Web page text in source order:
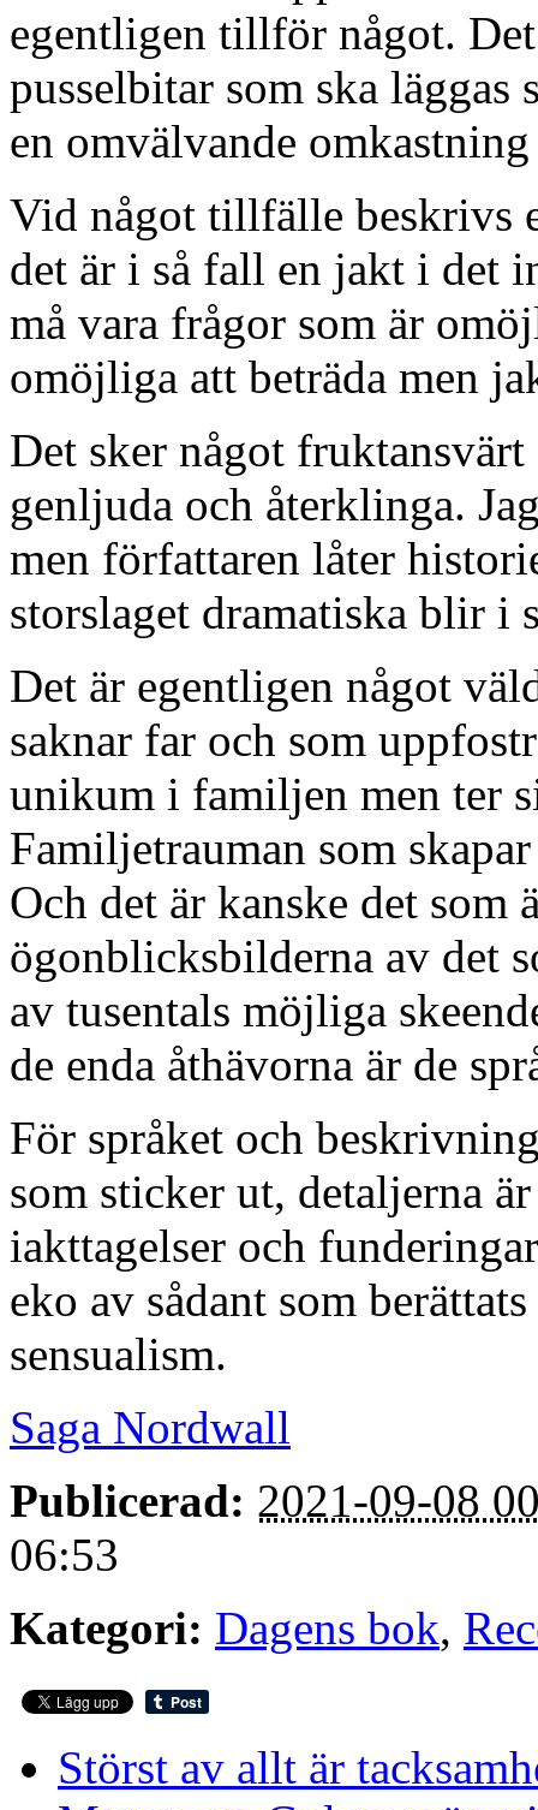
egentligen tillför något.
pusselbitar som ska läggas
en omvälvande
Vid något tillfälle beskrivs
det är i så fall en jakt i det
må vara frågor som är
omöjliga att beträda men
Det sker något
genljuda och återklinga.
men författaren låter
storslaget dramatiska blir i
Det är egentligen något
saknar far och som
unikum i familjen men ter
Familjetrauman som
Och det är kanske det som
ögonblicksbilderna av det
av tusentals möjliga
de enda åthävorna är de
För språket och
som sticker ut, detaljerna
iakttagelser och
eko av sådant som
sensualism.
Saga Nordwall
Publicerad: 2021-09-08
06:53
Kategori: Dagens bok,
Störst av allt är